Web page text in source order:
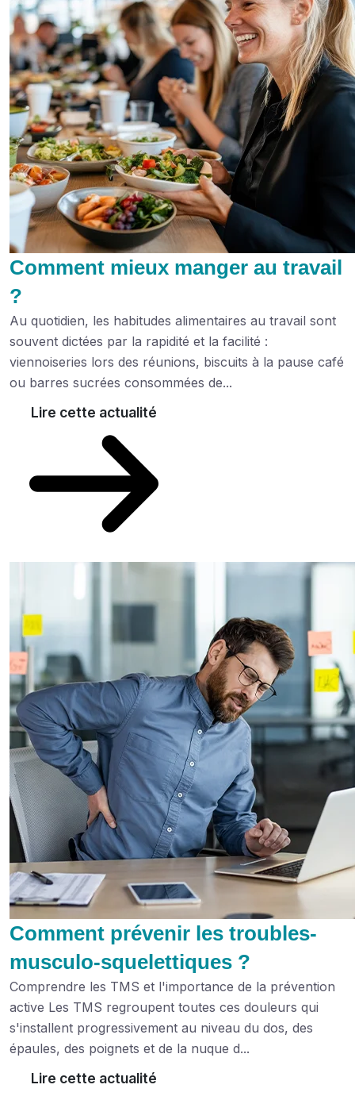
Comment mieux manger au travail
?
Au quotidien, les habitudes alimentaires au travail sont
souvent dictées par la rapidité et la facilité :
viennoiseries lors des réunions, biscuits à la pause café
ou barres sucrées consommées de...
Lire cette actualité
Comment prévenir les troubles-
musculo-squelettiques ?
Comprendre les TMS et l'importance de la prévention
active Les TMS regroupent toutes ces douleurs qui
s'installent progressivement au niveau du dos, des
épaules, des poignets et de la nuque d...
Lire cette actualité